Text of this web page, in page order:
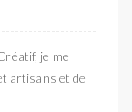
je me
artisans et de